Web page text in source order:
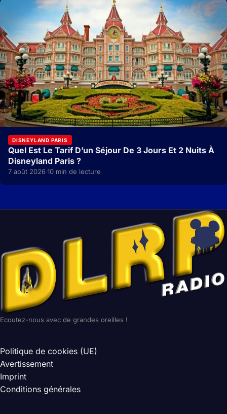
DISNEYLAND PARIS
Quel Est Le Tarif D’un Séjour De 3 Jours Et 2 Nuits À
Disneyland Paris ?
7 août 2026·10 min de lecture
Ecoutez-nous avec de grandes oreilles !
Politique de cookies (UE)
Avertissement
Imprint
Conditions générales